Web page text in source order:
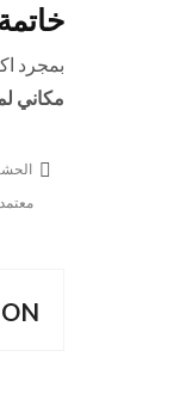
بمجرد
مكاني